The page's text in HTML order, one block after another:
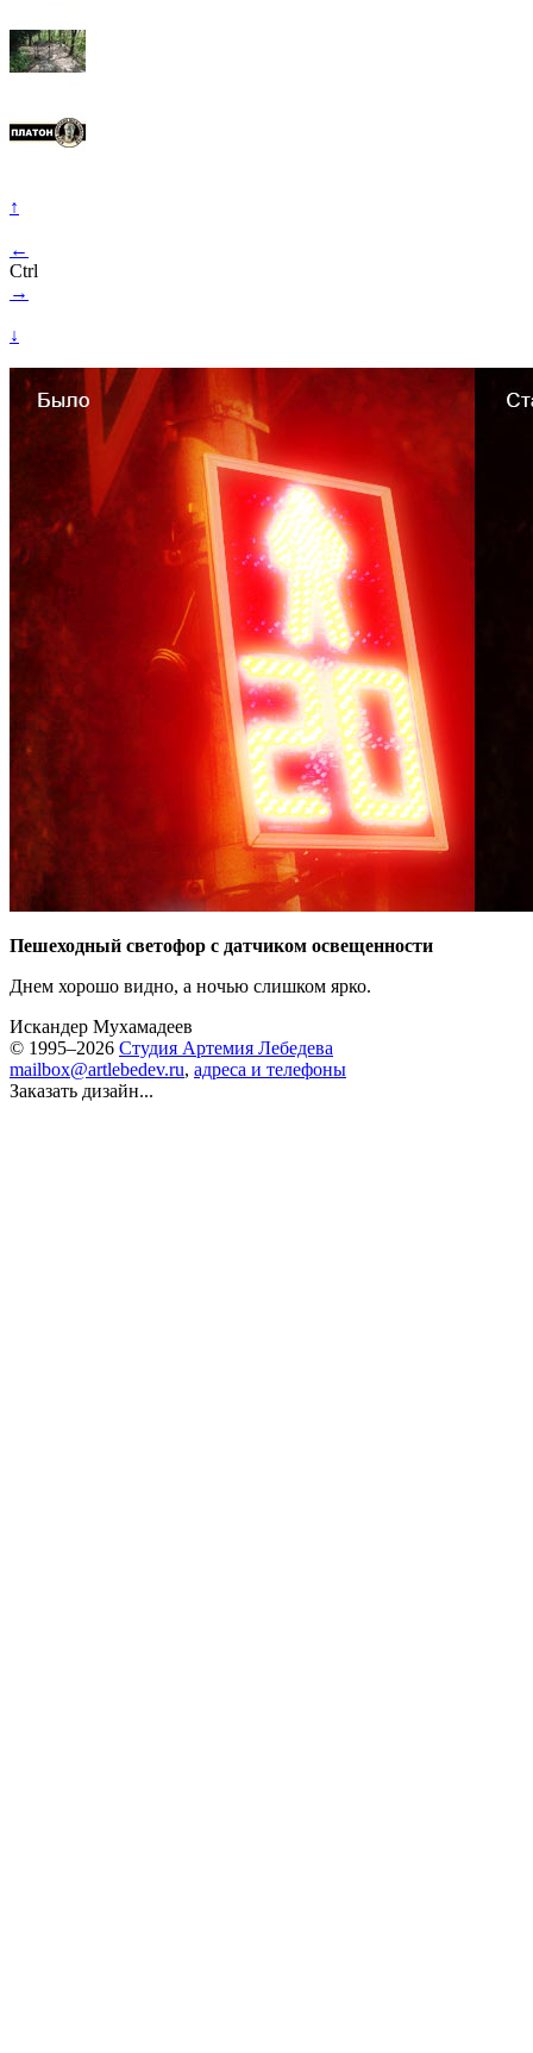
↑
←
Ctrl
→
↓
Пешеходный светофор с датчиком освещенности
Днем хорошо видно, а ночью слишком ярко.
Искандер Мухамадеев
© 1995–2026 Студия Артемия Лебедева
mailbox@artlebedev.ru, адреса и телефоны
Заказать дизайн...